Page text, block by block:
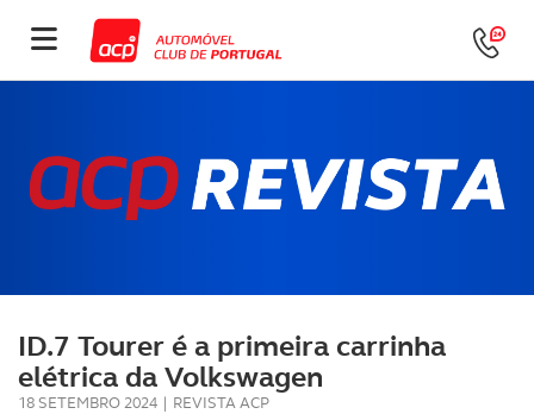
ID.7 Tourer é a primeira carrinha
elétrica da Volkswagen
18 SETEMBRO 2024 | REVISTA ACP